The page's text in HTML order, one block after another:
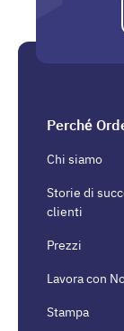
Perché
Chi siamo
Storie di
clienti
Prezzi
Lavora con
Stampa